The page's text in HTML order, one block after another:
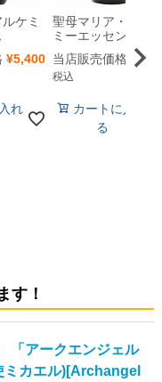
ケミ
¥5,400
れ
聖母マリア・アル
ミーエッセンス
当店販売価格
¥
税込
カートに入れ
る
す！
「アークエンジェル
ミカエル)[Archangel